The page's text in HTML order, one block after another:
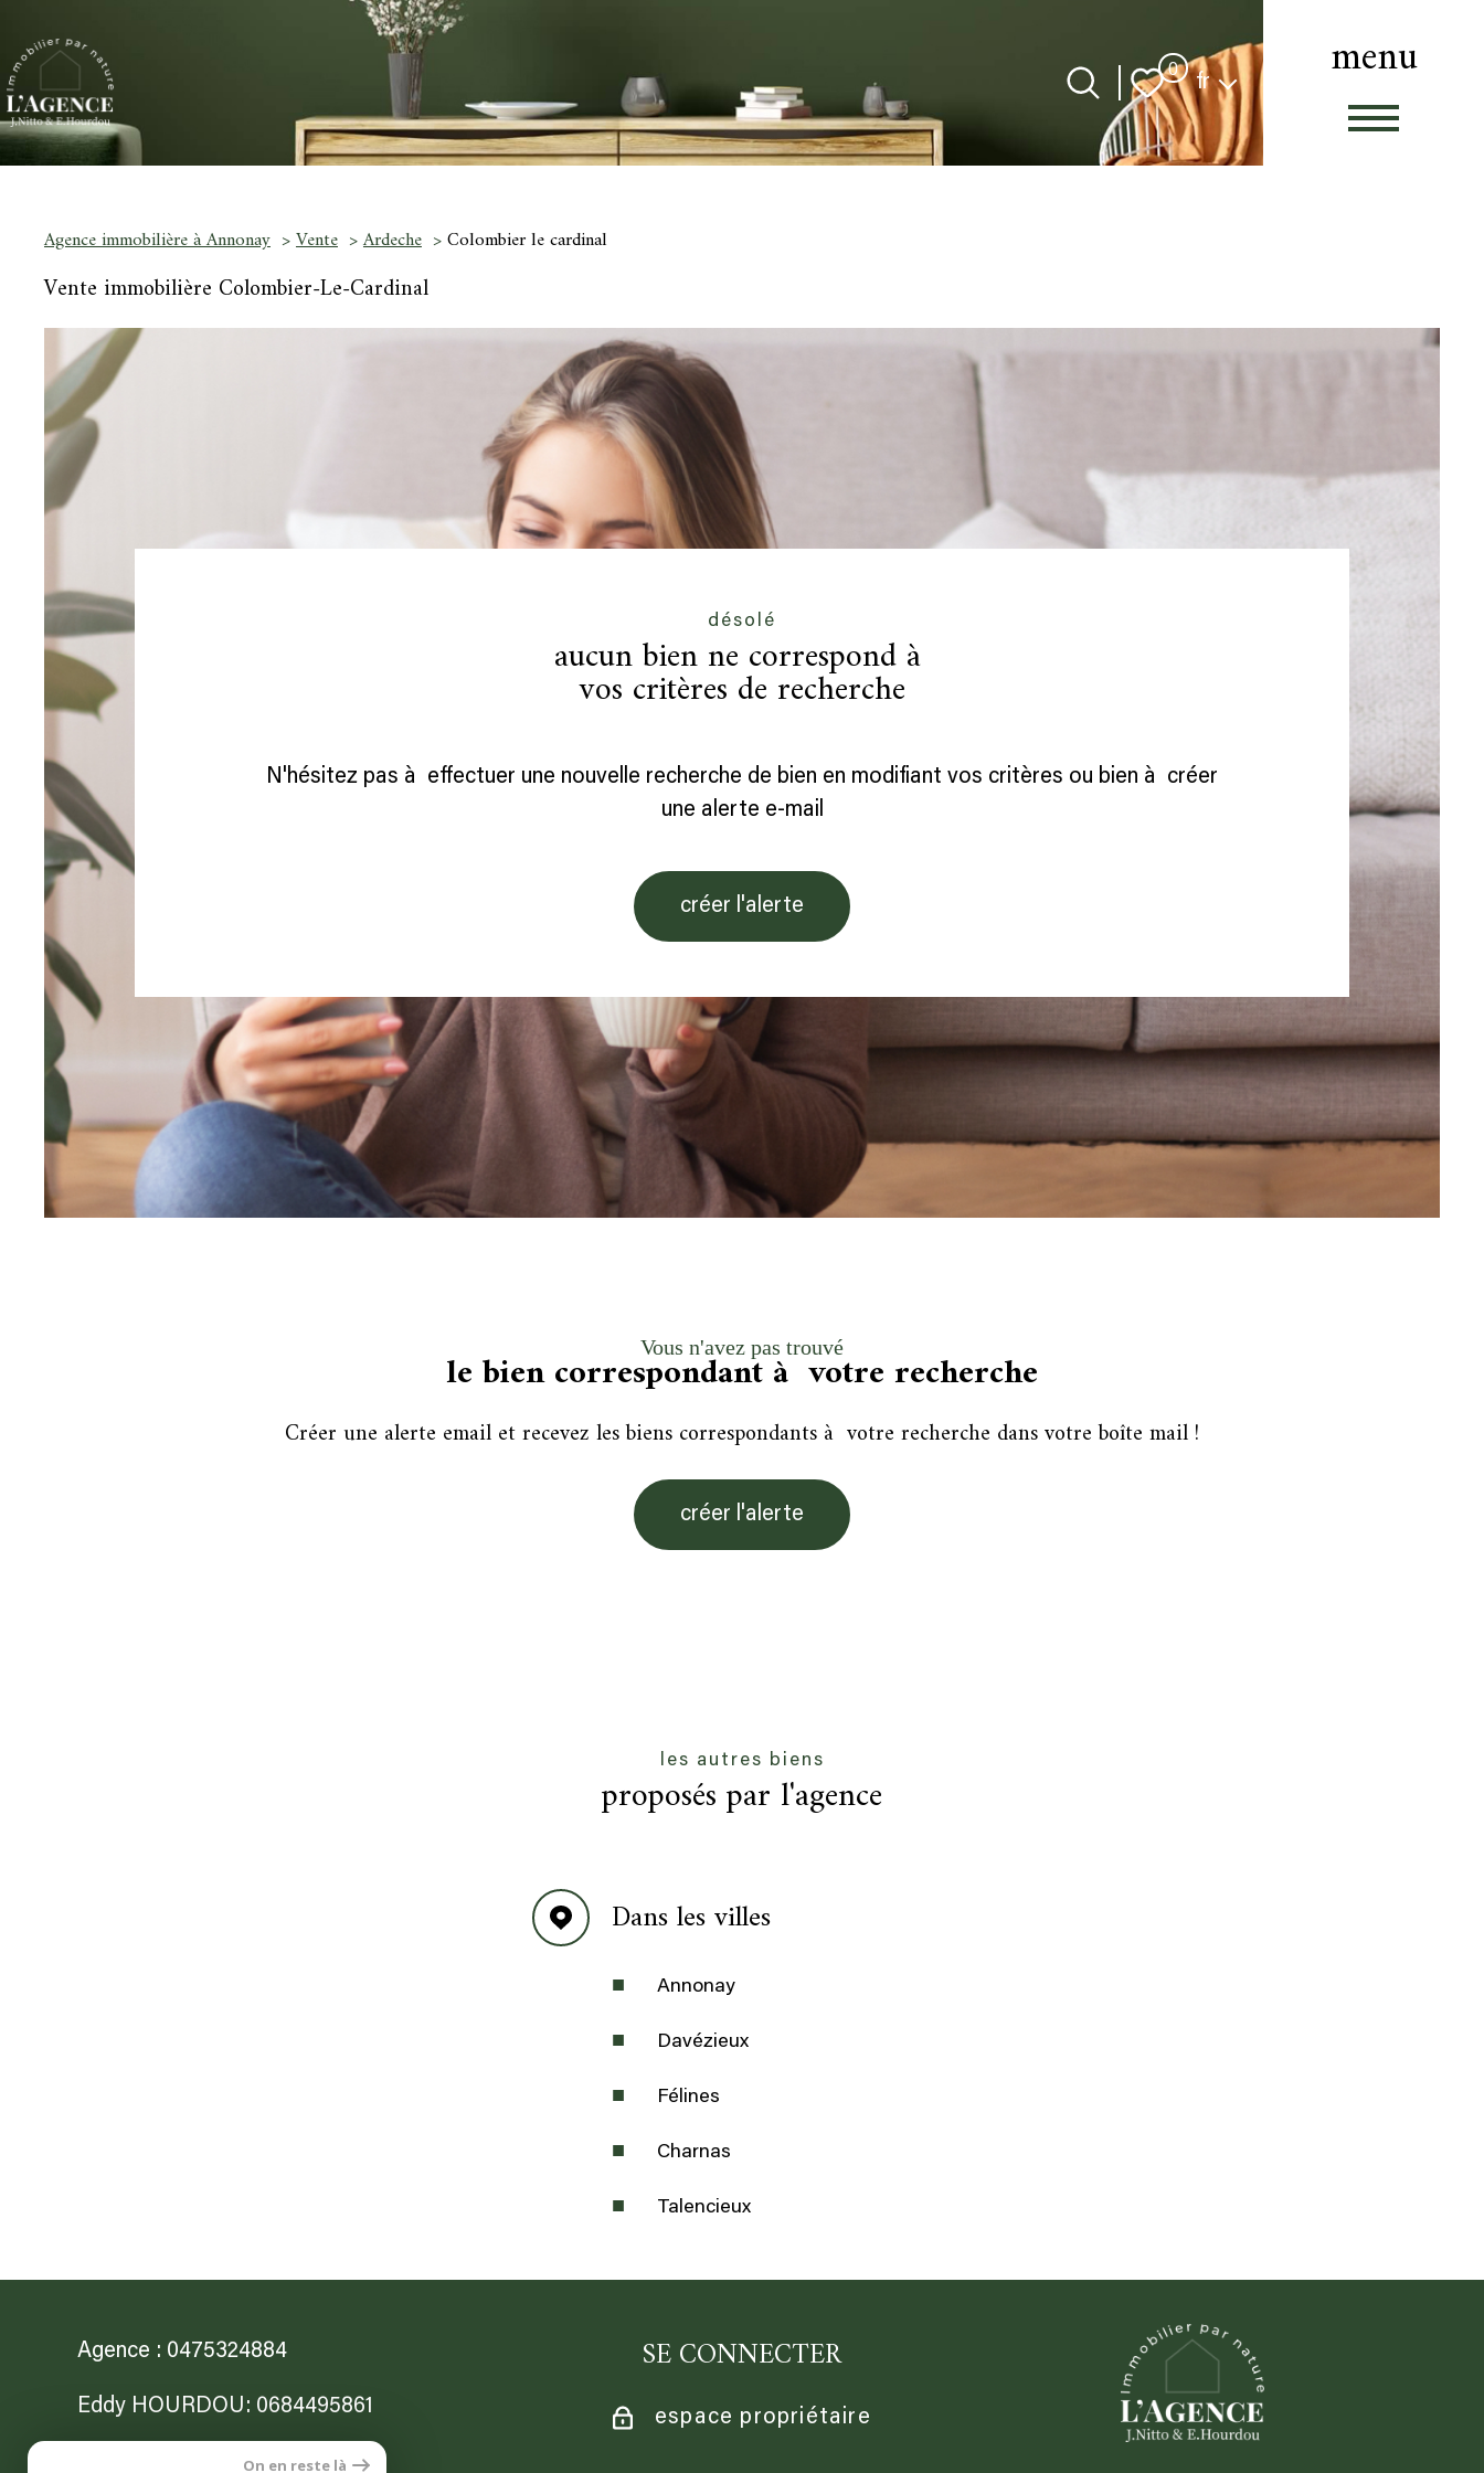
menu
0 Langue
fr
Agence immobilière à Annonay Vente Ardeche Colombier le cardinal
Vente immobilière Colombier-Le-Cardinal
désolé
aucun bien ne correspond à
vos critères de recherche
N'hésitez pas à effectuer une nouvelle recherche de bien en modifiant vos critères ou bien à créer
une alerte e-mail
créer l'alerte
Vous n'avez pas trouvé
le bien correspondant à votre recherche
Créer une alerte email et recevez les biens correspondants à votre recherche dans votre boîte mail !
créer l'alerte
les autres biens
proposés par l'agence
Dans les villes
Annonay
Davézieux
Félines
Charnas
Talencieux
Agence : 0475324884
Eddy HOURDOU: 0684495861
Jonathan NITTO: 0682564503
SE CONNECTER
espace propriétaire
On en reste là